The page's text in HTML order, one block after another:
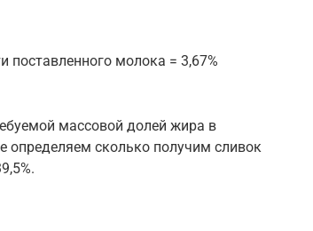
поставленного молока = 3,67%
массовой долей жира в
определяем сколько получим сливок